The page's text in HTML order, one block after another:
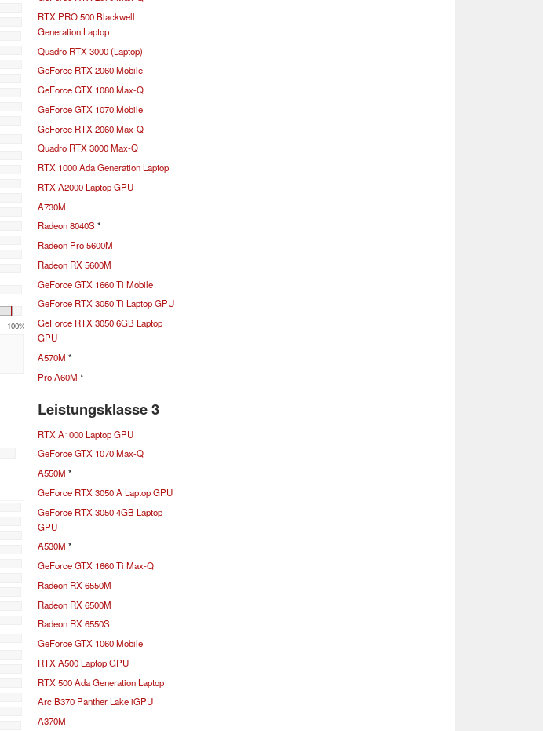
100%
RTX PRO 500 Blackwell
Generation Laptop
Quadro RTX 3000 (Laptop)
GeForce RTX 2060 Mobile
GeForce GTX 1080 Max-Q
GeForce GTX 1070 Mobile
GeForce RTX 2060 Max-Q
Quadro RTX 3000 Max-Q
RTX 1000 Ada Generation Laptop
RTX A2000 Laptop GPU
A730M
Radeon 8040S *
Radeon Pro 5600M
Radeon RX 5600M
GeForce GTX 1660 Ti Mobile
GeForce RTX 3050 Ti Laptop GPU
GeForce RTX 3050 6GB Laptop
GPU
A570M *
Pro A60M *
Leistungsklasse 3
RTX A1000 Laptop GPU
GeForce GTX 1070 Max-Q
A550M *
GeForce RTX 3050 A Laptop GPU
GeForce RTX 3050 4GB Laptop
GPU
A530M *
GeForce GTX 1660 Ti Max-Q
Radeon RX 6550M
Radeon RX 6500M
Radeon RX 6550S
GeForce GTX 1060 Mobile
RTX A500 Laptop GPU
RTX 500 Ada Generation Laptop
Arc B370 Panther Lake iGPU
A370M